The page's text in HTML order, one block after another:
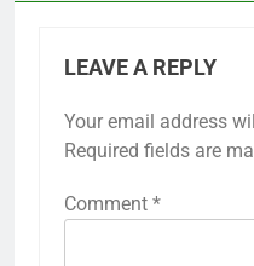
LEAVE A REPLY
Your email address
Required fields are
Comment *